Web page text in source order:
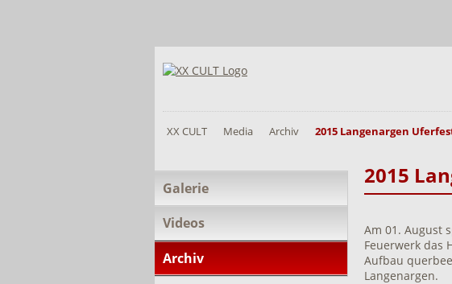
XX CULT Media Archiv 2015 Langenargen
2015
Am 01. August
Feuerwerk das
Aufbau
Langenargen.
Navigation
überspringen
Galerie
Videos
Archiv